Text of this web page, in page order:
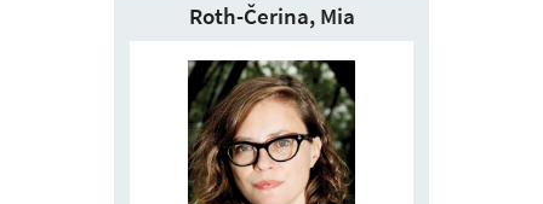
Roth-Čerina, Mia